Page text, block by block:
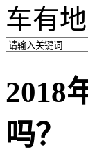
车有
2018
吗？